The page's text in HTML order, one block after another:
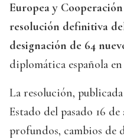
Europea y
resolución definitiva
designación de 64
diplomática española
La resolución,
Estado del pasado 16
profundos, cambios de